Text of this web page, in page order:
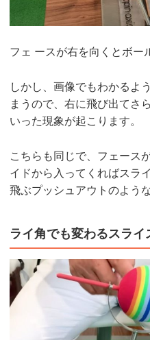
フェ ースが右を向くとボー
しかし、画像でもわかるよ
まうので、右に飛び出てさ
いった現象が起こります。
こちらも同じで、フェース
イドから入ってくればスラ
飛ぶプッシュアウトのよう
ライ角でも変わるスライ